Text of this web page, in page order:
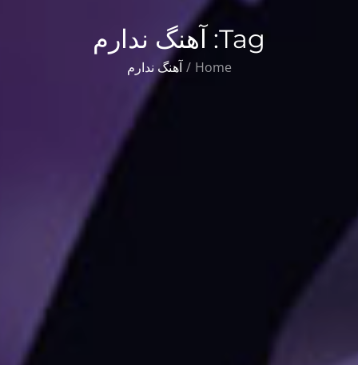
Tag: آهنگ ندارم
Home آهنگ ندارم